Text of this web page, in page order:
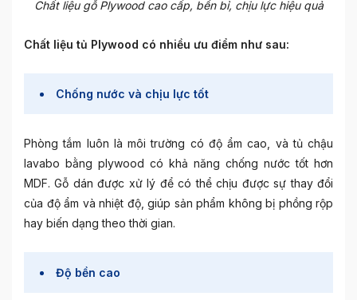
Chất liệu gỗ Plywood cao cấp, bền bỉ, chịu lực hiệu quả
Chất liệu tủ Plywood có nhiều ưu điểm như sau:
Chống nước và chịu lực tốt
Phòng tắm luôn là môi trường có độ ẩm cao, và tủ chậu
lavabo bằng plywood có khả năng chống nước tốt hơn
MDF. Gỗ dán được xử lý để có thể chịu được sự thay đổi
của độ ẩm và nhiệt độ, giúp sản phẩm không bị phồng rộp
hay biến dạng theo thời gian.
Độ bền cao